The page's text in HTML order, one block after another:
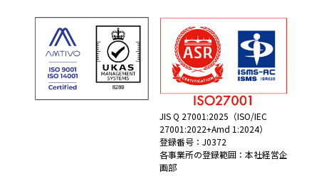
JIS Q 27001:2025（ISO/IEC
27001:2022+Amd 1:2024）
登録番号：J0372
各事業所の登録範囲：本社経営企
画部